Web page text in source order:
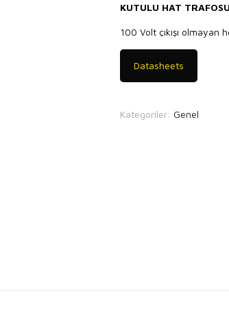
KUTULU HAT TRAFOSU
100 Volt çıkışı olmayan
Datasheets
Kategoriler: Genel